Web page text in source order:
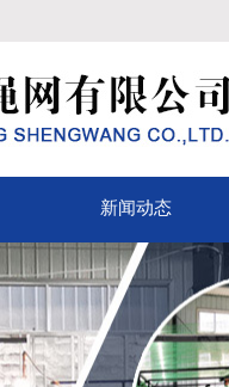
新闻动态